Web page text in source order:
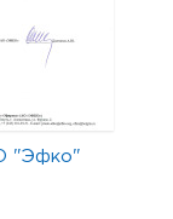
"Эфко"